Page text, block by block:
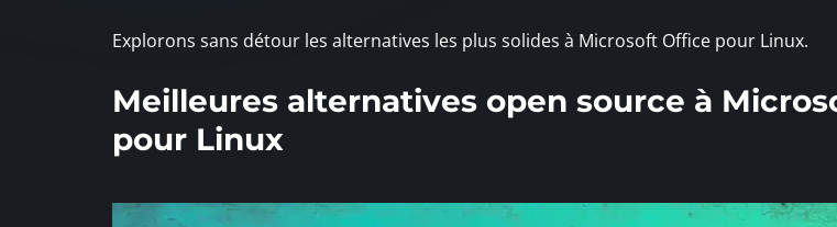
Explorons sans détour les alternatives les plus solides à Microsoft Office pour Linux.
Meilleures alternatives open source à
pour Linux